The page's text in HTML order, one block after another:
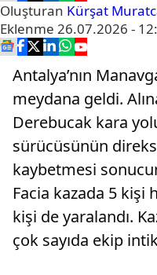
Oluşturan Kürşat
Eklenme 26.07.2026 -
Antalya’nın
meydana geldi.
Derebucak kara
sürücüsünün
kaybetmesi
Facia kazada 5 kişi
kişi de yaralandı.
çok sayıda ekip